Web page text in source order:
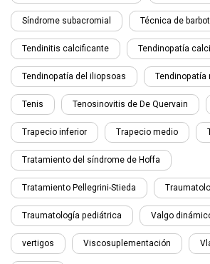
Síndrome subacromial Técnica de
Tendinitis calcificante Tendinopatía
Tendinopatía del iliopsoas Tendinopatía
Tenis Tenosinovitis de De Quervain
Trapecio inferior Trapecio medio
Tratamiento del síndrome de Hoffa
Tratamiento Pellegrini-Stieda
Traumatología pediátrica Valgo
vertigos Viscosuplementación